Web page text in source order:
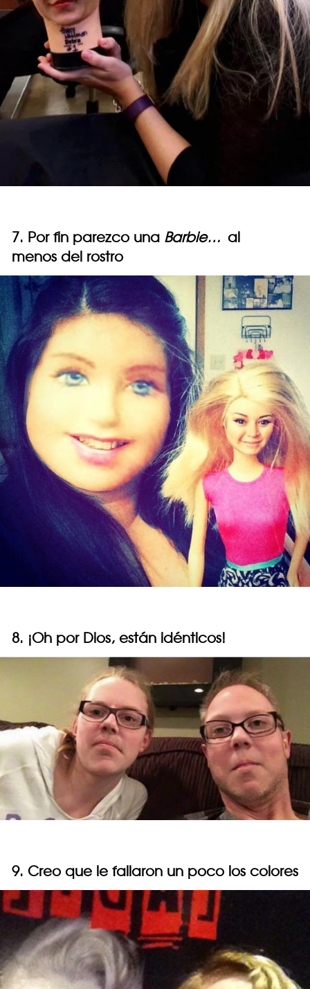
7. Por fin parezco una Barbie… al
menos del rostro
8. ¡Oh por Dios, están idénticos!
9. Creo que le fallaron un poco los colores